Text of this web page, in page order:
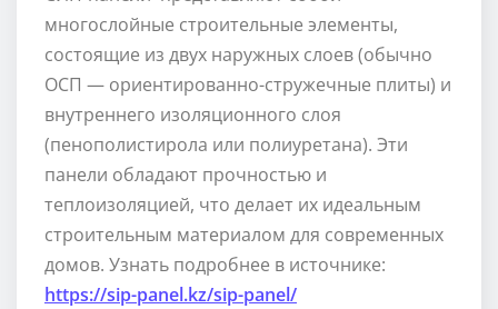
многослойные строительные элементы,
состоящие из двух наружных слоев (обычно
ОСП — ориентированно-стружечные плиты) и
внутреннего изоляционного слоя
(пенополистирола или полиуретана). Эти
панели обладают прочностью и
теплоизоляцией, что делает их идеальным
строительным материалом для современных
домов. Узнать подробнее в источнике:
https://sip-panel.kz/sip-panel/